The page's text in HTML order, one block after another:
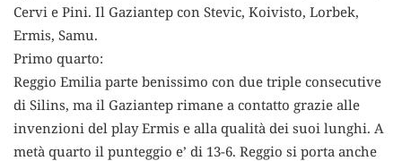
Cervi e Pini. Il Gaziantep con Stevic, Koivisto, Lorbek,
Ermis, Samu.
Primo quarto:
Reggio Emilia parte benissimo con due triple consecutive
di Silins, ma il Gaziantep rimane a contatto grazie alle
invenzioni del play Ermis e alla qualità dei suoi lunghi. A
metà quarto il punteggio e’ di 13-6. Reggio si porta anche